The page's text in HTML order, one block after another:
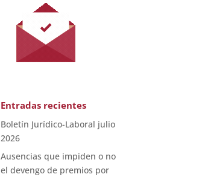
Entradas recientes
Boletín Jurídico-Laboral julio
2026
Ausencias que impiden o no
el devengo de premios por